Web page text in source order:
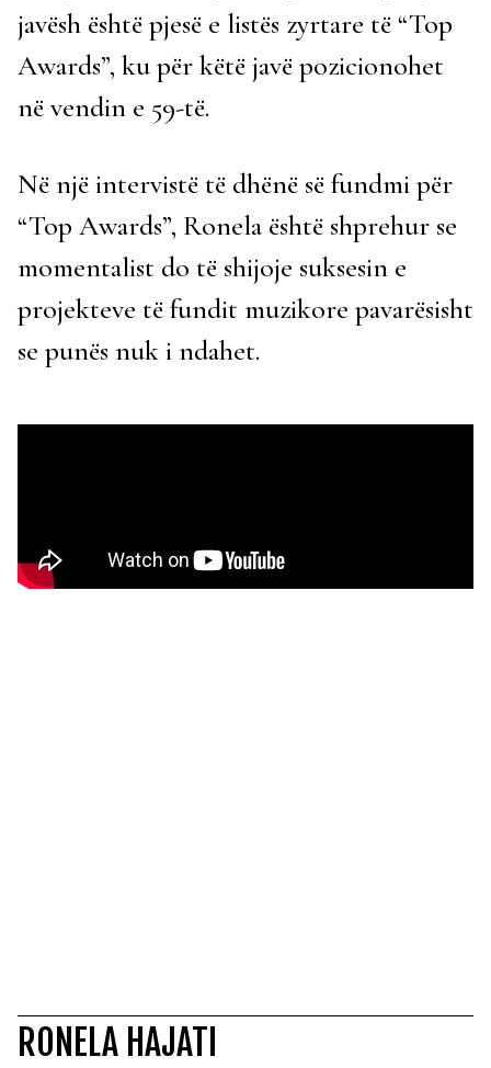
javësh është pjesë e listës zyrtare të “Top
Awards”, ku për këtë javë pozicionohet
në vendin e 59-të.
Në një intervistë të dhënë së fundmi për
“Top Awards”, Ronela është shprehur se
momentalist do të shijoje suksesin e
projekteve të fundit muzikore pavarësisht
se punës nuk i ndahet.
RONELA HAJATI